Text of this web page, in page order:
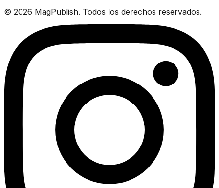
© 2026 MagPublish. Todos los derechos reservados.